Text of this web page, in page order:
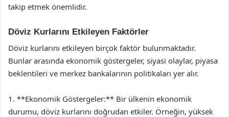
takip etmek önemlidir.
Döviz Kurlarını Etkileyen Faktörler
Döviz kurlarını etkileyen birçok faktör bulunmaktadır.
Bunlar arasında ekonomik göstergeler, siyasi olaylar, piyasa
beklentileri ve merkez bankalarının politikaları yer alır.
1. **Ekonomik Göstergeler:** Bir ülkenin ekonomik
durumu, döviz kurlarını doğrudan etkiler. Örneğin, yüksek